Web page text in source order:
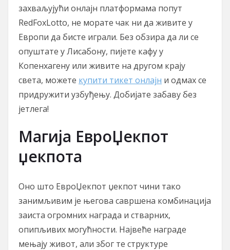
захваљујући онлајн платформама попут
RedFoxLotto, не морате чак ни да живите у
Европи да бисте играли. Без обзира да ли се
опуштате у Лисабону, пијете кафу у
Копенхагену или живите на другом крају
света, можете купити тикет онлајн и одмах се
придружити узбуђењу. Добијате забаву без
јетлега!
Магија ЕвроЏекпот
џекпота
Оно што ЕвроЏекпот џекпот чини тако
занимљивим је његова савршена комбинација
заиста огромних награда и стварних,
опипљивих могућности. Највеће награде
мењају живот, али због те структуре